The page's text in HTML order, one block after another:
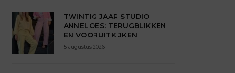
TWINTIG JAAR STUDIO
ANNELOES: TERUGBLIKKEN
EN VOORUITKIJKEN
5 augustus 2026